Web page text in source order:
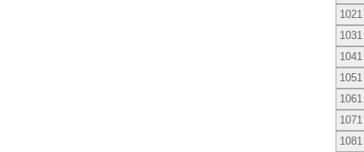
1021
1031
1041
1051
1061
1071
1081